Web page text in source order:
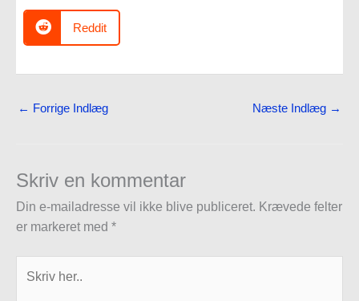
Reddit
← Forrige Indlæg Næste Indlæg →
Skriv en kommentar
Din e-mailadresse vil ikke blive publiceret. Krævede felter
er markeret med *
her..